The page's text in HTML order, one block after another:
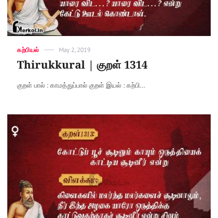
Categories
கற்பியல்
Posted
May 2, 2019
Thirukkural | குறள் 1314
குறள் பால் : காமத்துப்பால் குறள் இயல் : கற்பி...